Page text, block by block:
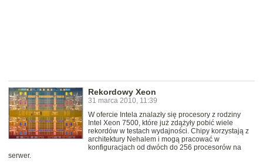
Rekordowy Xeon
31 marca 2010, 11:39
W ofercie Intela znalazły się procesory z rodziny
Intel Xeon 7500, które już zdążyły pobić wiele
rekordów w testach wydajności. Chipy korzystają z
architektury Nehalem i mogą pracować w
konfiguracjach od dwóch do 256 procesorów na
serwer.